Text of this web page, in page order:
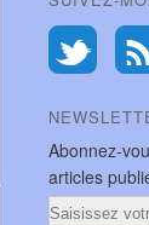
Abonnez-
articles
Email